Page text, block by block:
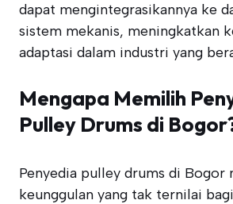
dapat mengintegrasikannya ke
sistem mekanis, meningkatkan
adaptasi dalam industri yang
Mengapa Memilih
Pulley Drums di
Penyedia pulley drums di Bogor
keunggulan yang tak ternilai